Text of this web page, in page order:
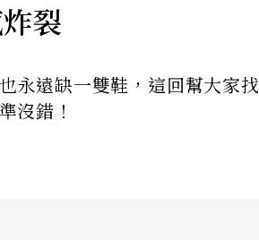
裂
永遠缺一雙鞋，這回幫大家
沒錯！